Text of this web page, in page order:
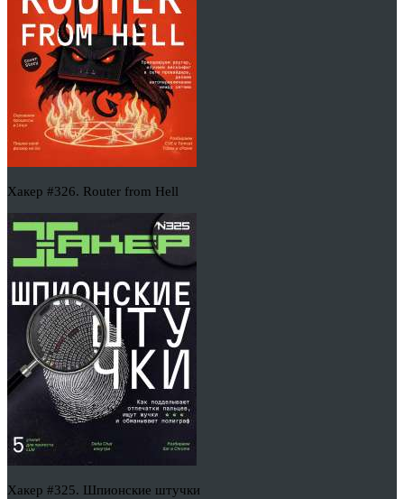
Хакер #326. Router from Hell
Хакер #325. Шпионские штучки